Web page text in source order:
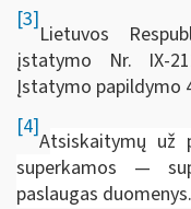
[3]
Lietuvos
įstatymo Nr. IX-
Įstatymo papildymo
[4]
Atsiskaitymų už
superkamos —
paslaugas duomenys.